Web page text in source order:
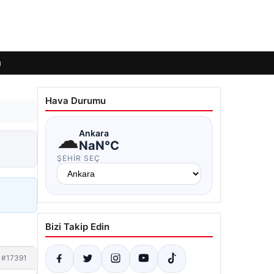
#17391
Hava Durumu
☁Ankara
NaN°C
ŞEHIR SEÇ
Bizi Takip Edin